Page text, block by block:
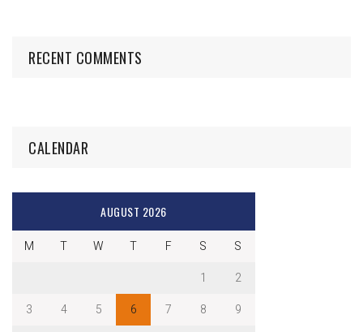
RECENT COMMENTS
CALENDAR
AUGUST 2026
M T W T F S
S
1
2
3
4 5 6 7 8
9